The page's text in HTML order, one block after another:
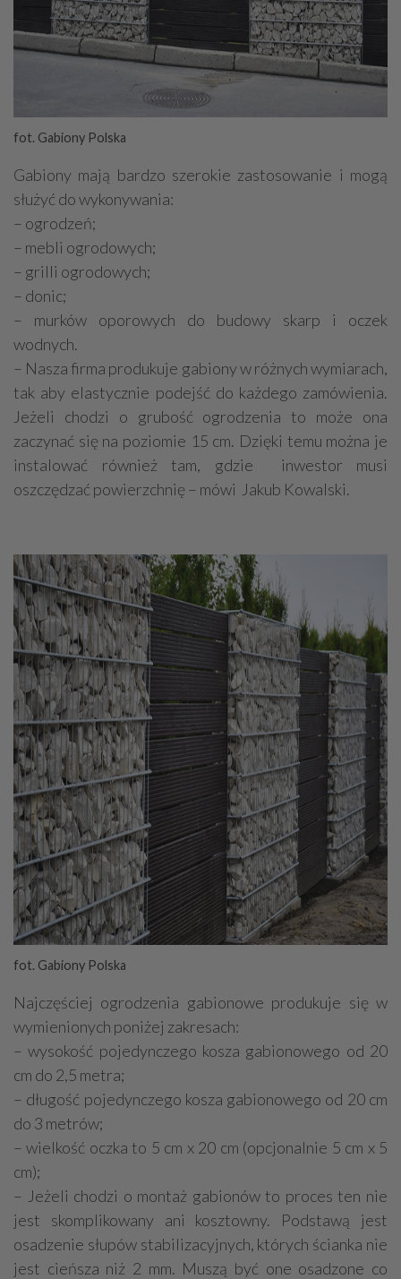
fot. Gabiony Polska
Gabiony mają bardzo szerokie zastosowanie i mogą
służyć do wykonywania:
– ogrodzeń;
– mebli ogrodowych;
– grilli ogrodowych;
– donic;
– murków oporowych do budowy skarp i oczek
wodnych.
– Nasza firma produkuje gabiony w różnych wymiarach,
tak aby elastycznie podejść do każdego zamówienia.
Jeżeli chodzi o grubość ogrodzenia to może ona
zaczynać się na poziomie 15 cm. Dzięki temu można je
instalować również tam, gdzie inwestor musi
oszczędzać powierzchnię – mówi Jakub Kowalski.
fot. Gabiony Polska
Najczęściej ogrodzenia gabionowe produkuje się w
wymienionych poniżej zakresach:
– wysokość pojedynczego kosza gabionowego od 20
cm do 2,5 metra;
– długość pojedynczego kosza gabionowego od 20 cm
do 3 metrów;
– wielkość oczka to 5 cm x 20 cm (opcjonalnie 5 cm x 5
cm);
– Jeżeli chodzi o montaż gabionów to proces ten nie
jest skomplikowany ani kosztowny. Podstawą jest
osadzenie słupów stabilizacyjnych, których ścianka nie
jest cieńsza niż 2 mm. Muszą być one osadzone co